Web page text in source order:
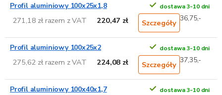
Profil aluminiowy 100x25x1,8 dostawa 3-10 dni
271,18 zł razem z VAT 220,47 zł Szczegóły 36,75,-
Profil aluminiowy 100x25x2 dostawa 3-10 dni
275,62 zł razem z VAT 224,08 zł Szczegóły 37,35,-
Profil aluminiowy 100x40x1,7 dostawa 3-10 dni